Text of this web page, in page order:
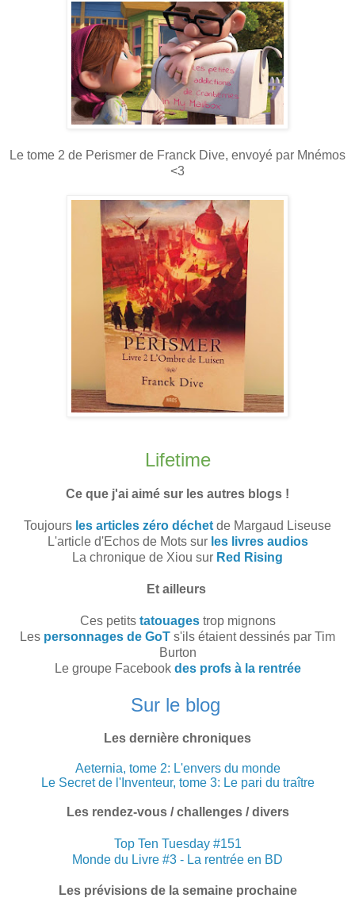
Le tome 2 de Perismer de Franck Dive, envoyé par Mnémos
<3
Lifetime
Ce que j'ai aimé sur les autres blogs !
Toujours les articles zéro déchet de Margaud Liseuse
L'article d'Echos de Mots sur les livres audios
La chronique de Xiou sur Red Rising
Et ailleurs
Ces petits tatouagestrop mignons
Les personnages de GoT s'ils étaient dessinés par Tim
Burton
Le groupe Facebook des profs à la rentrée
Sur le blog
Les dernière chroniques
Aeternia, tome 2: L'envers du monde
Le Secret de l'Inventeur, tome 3: Le pari du traître
Les rendez-vous / challenges / divers
Top Ten Tuesday #151
Monde du Livre #3 - La rentrée en BD
Les prévisions de la semaine prochaine